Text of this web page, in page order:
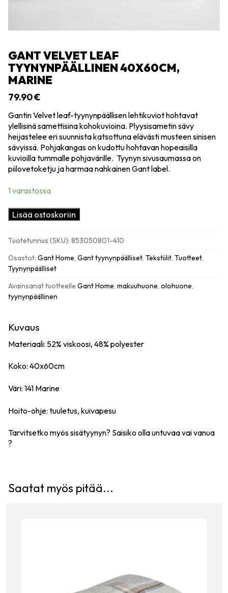
GANT VELVET LEAF
TYYNYNPÄÄLLINEN 40X60CM,
MARINE
79.90€
Gantin Velvet leaf-tyynynpäällisen lehtikuviot hohtavat
ylellisinä samettisina kohokuvioina. Plyysisametin sävy
heijastelee eri suunnista katsottuna elävästi musteen sinisen
sävyissä. Pohjakangas on kudottu hohtavan hopeaisilla
kuvioilla tummalle pohjavärille. Tyynyn sivusaumassa on
piilovetoketju ja harmaa nahkainen Gant label.
1 varastossa
Gant
Velvet
tyynynpäällinen
40x60cm,
marine
Lisää ostoskoriin
Tuotetunnus (SKU): 853050801-410
Osastot: Gant Home, Gant tyynynpäälliset, Tekstiilit, Tuotteet,
Tyynynpäälliset
Avainsanat tuotteelle Gant Home, makuuhuone, olohuone,
tyynynpäällinen
Kuvaus
Materiaali: 52% viskoosi, 48% polyester
Koko: 40x60cm
Väri: 141 Marine
Hoito-ohje: tuuletus, kuivapesu
Tarvitsetko myös sisätyynyn? Saisiko ollauntuvaavaivanua
?
Saatat myös pitää...